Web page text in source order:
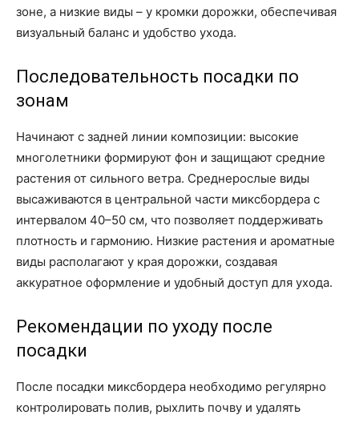
зоне, а низкие виды – у кромки дорожки, обеспечивая
визуальный баланс и удобство ухода.
Последовательность посадки по
зонам
Начинают с задней линии композиции: высокие
многолетники формируют фон и защищают средние
растения от сильного ветра. Среднерослые виды
высаживаются в центральной части миксбордера с
интервалом 40–50 см, что позволяет поддерживать
плотность и гармонию. Низкие растения и ароматные
виды располагают у края дорожки, создавая
аккуратное оформление и удобный доступ для ухода.
Рекомендации по уходу после
посадки
После посадки миксбордера необходимо регулярно
контролировать полив, рыхлить почву и удалять